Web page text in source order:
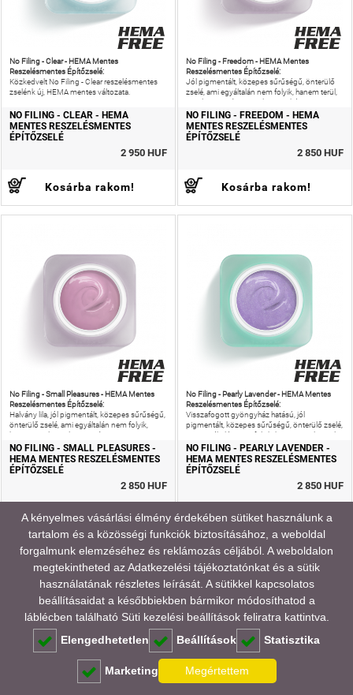
No Filing - Clear - HEMA Mentes
Reszelésmentes Építőzselé:
Közkedvelt No Filing - Clear reszelésmentes
zselénk új, HEMA mentes változata.
NO FILING - CLEAR - HEMA
MENTES RESZELÉSMENTES
ÉPÍTŐZSELÉ
2 950 HUF
Kosárba rakom!
No Filing - Freedom - HEMA Mentes
Reszelésmentes Építőzselé:
Jól pigmentált, közepes sűrűségű, önterülő
zselé, ami egyáltalán nem folyik, hanem terül,
ezzel is gyorsítva a szalonmunkát.
NO FILING - FREEDOM - HEMA
MENTES RESZELÉSMENTES
ÉPÍTŐZSELÉ
2 850 HUF
Kosárba rakom!
No Filing - Small Pleasures - HEMA Mentes
Reszelésmentes Építőzselé:
Halvány lila, jól pigmentált, közepes sűrűségű,
önterülő zselé, ami egyáltalán nem folyik,
hanem terül, ezzel is gyorsítva a
szalonmunkát.
NO FILING - SMALL PLEASURES -
HEMA MENTES RESZELÉSMENTES
ÉPÍTŐZSELÉ
2 850 HUF
Kosárba rakom!
No Filing - Pearly Lavender - HEMA Mentes
Reszelésmentes Építőzselé:
Visszafogott gyöngyház hatású, jól
pigmentált, közepes sűrűségű, önterülő zselé,
ami egyáltalán nem folyik, hanem terül, ezzel is
gyorsítva a
NO FILING - PEARLY LAVENDER -
HEMA MENTES RESZELÉSMENTES
ÉPÍTŐZSELÉ
2 850 HUF
Kosárba rakom!
A kényelmes vásárlási élmény érdekében sütiket használunk a
tartalom és a közösségi funkciók biztosításához, a weboldal
forgalmunk elemzéséhez és reklámozás céljából. A weboldalon
megtekintheted azAdatkezelési tájékoztatónkat és a sütik
használatának részletes leírását. A sütikkel kapcsolatos
beállításaidat a későbbiekben bármikor módosíthatod a
láblécben található Süti kezelési beállítások feliratra kattintva.
Elengedhetetlen
Beállítások Statisztika
Marketing Megértettem